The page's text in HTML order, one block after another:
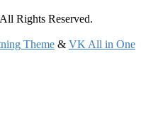
Rights Reserved.
Theme & VK All in One